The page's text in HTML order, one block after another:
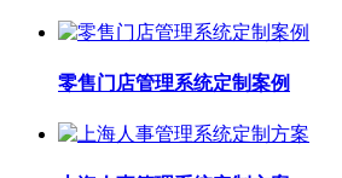
零售门店管理系统定制案例